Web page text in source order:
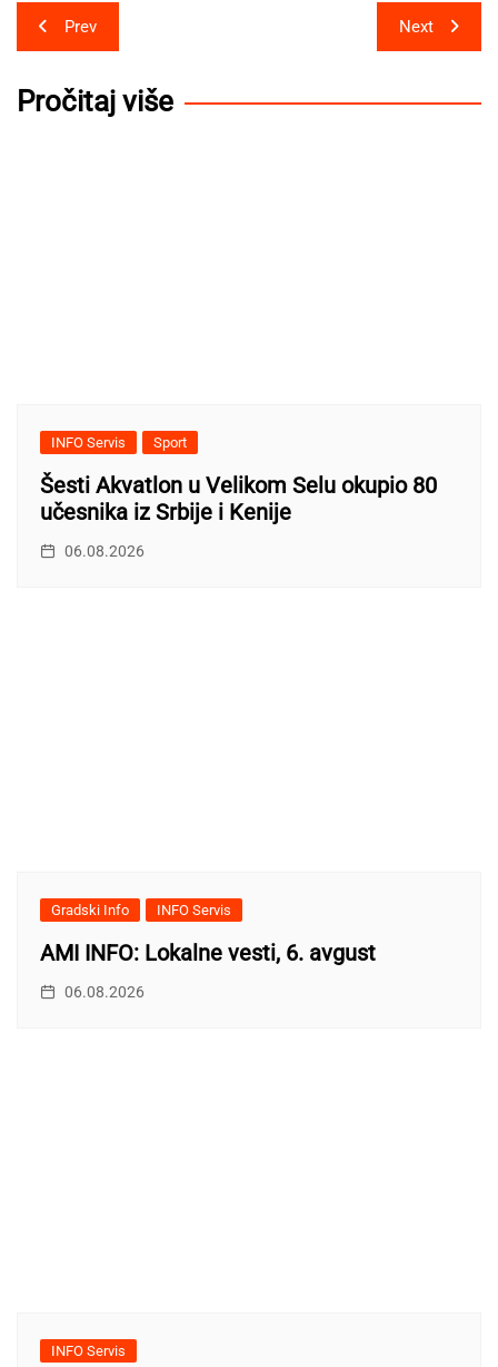
Post
navigation
Prev Next
Pročitaj više
INFO Servis Sport
Šesti Akvatlon u Velikom Selu okupio 80
učesnika iz Srbije i Kenije
06.08.2026
Gradski Info INFO Servis
AMI INFO: Lokalne vesti, 6. avgust
06.08.2026
INFO Servis